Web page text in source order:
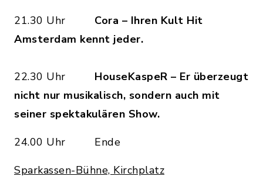
21.30 Uhr Cora – Ihren Kult Hit
Amsterdam kennt jeder.
22.30 Uhr HouseKaspeR – Er überzeugt
nicht nur musikalisch, sondern auch mit
seiner spektakulären Show.
24.00 Uhr Ende
Sparkassen-Bühne, Kirchplatz